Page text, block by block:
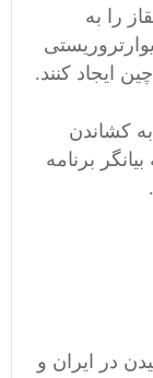
را به
ایجاد کنند.
کشاندن
برنامه
در ایران و